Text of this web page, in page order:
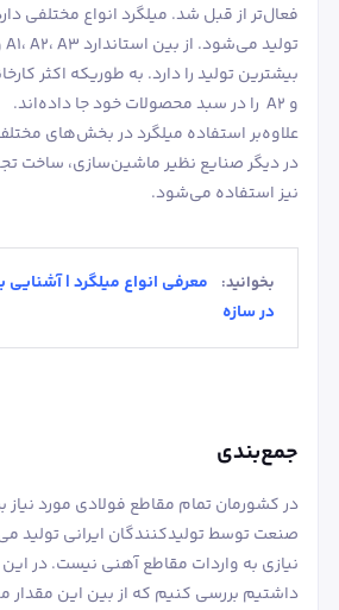
فعال‌تر از قبل شد. میلگرد انواع مختلفی
و A2 را در سبد محصولات خود جا داده‌اند.
علاوه‌بر استفاده میلگرد در بخش‌های مختلف
در دیگر صنایع نظیر ماشین‌سازی، ساخت
نیز استفاده می‌شود.
بخوانید:
معرفی انواع میلگرد | آشنایی
در سازه
جمع‌بندی
در کشورمان تمام مقاطع فولادی مورد نیاز
صنعت توسط تولیدکنندگان ایرانی
نیازی به واردات مقاطع آهنی نیست. در
داشتیم بررسی کنیم که از بین این مقدار